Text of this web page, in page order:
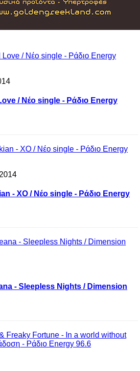
/ Νέο single - Ράδιο Energy
- XO / Νέο single - Ράδιο Energy
- Sleepless Nights / Dimension